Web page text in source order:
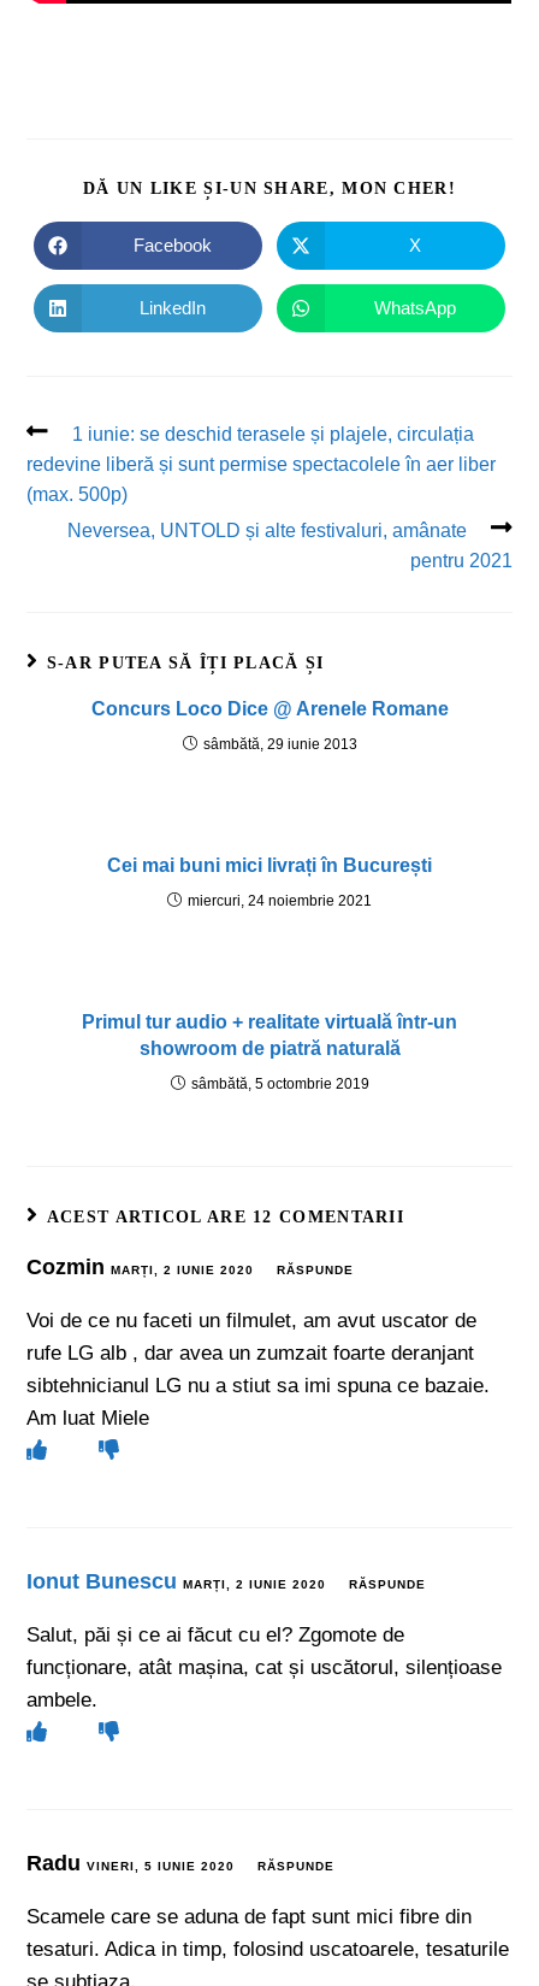
DĂ UN LIKE ȘI-UN SHARE, MON CHER!
Facebook X
LinkedIn WhatsApp
1 iunie: se deschid terasele și plajele, circulația
redevine liberă și sunt permise spectacolele în aer liber
(max. 500p)
Neversea, UNTOLD și alte festivaluri, amânate
pentru 2021
S-AR PUTEA SĂ ÎȚI PLACĂ ȘI
Concurs Loco Dice @ Arenele Romane
sâmbătă, 29 iunie 2013
Cei mai buni mici livrați în București
miercuri, 24 noiembrie 2021
Primul tur audio + realitate virtuală într-un
showroom de piatră naturală
sâmbătă, 5 octombrie 2019
ACEST ARTICOL ARE 12 COMENTARII
CozminMARȚI, 2 IUNIE 2020 RĂSPUNDE
Voi de ce nu faceti un filmulet, am avut uscator de
rufe LG alb , dar avea un zumzait foarte deranjant
sibtehnicianul LG nu a stiut sa imi spuna ce bazaie.
Am luat Miele
Ionut Bunescu MARȚI, 2 IUNIE 2020 RĂSPUNDE
Salut, păi și ce ai făcut cu el? Zgomote de
funcționare, atât mașina, cat și uscătorul, silențioase
ambele.
RaduVINERI, 5 IUNIE 2020 RĂSPUNDE
Scamele care se aduna de fapt sunt mici fibre din
tesaturi. Adica in timp, folosind uscatoarele, tesaturile